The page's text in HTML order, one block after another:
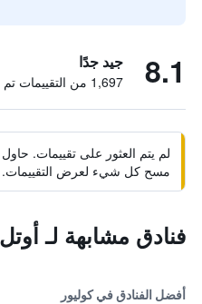
8.1 جيد جدًا
1,697 من التقييمات تم التحقق منها
لم يتم العثور على تقييمات.
مسح كل شيء لعرض التقييمات.
فنادق مشابهة لـ
أفضل الفنادق في كوليور